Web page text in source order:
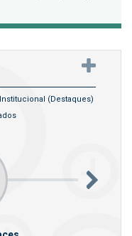
Institucional (destaques)